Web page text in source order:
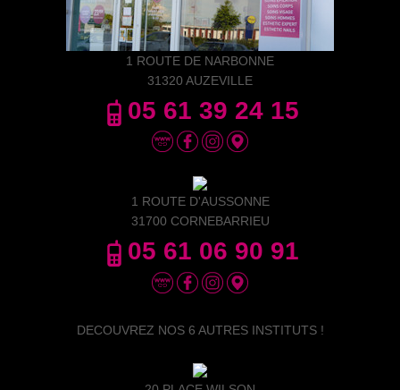
1 ROUTE DE NARBONNE
31320 AUZEVILLE
05 61 39 24 15
1 ROUTE D'AUSSONNE
31700 CORNEBARRIEU
05 61 06 90 91
DECOUVREZ NOS 6 AUTRES INSTITUTS !